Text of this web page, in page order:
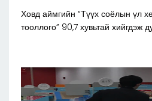
Ховд аймгийн “Түүх соёлын үл
тооллого” 90,7 хувьтай хийгдэж